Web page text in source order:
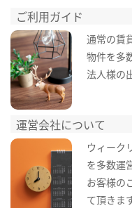
ご利用ガイド
通常の賃
物件を多
法人様の
運営会社について
ウィーク
を多数運
お客様の
て頂きま